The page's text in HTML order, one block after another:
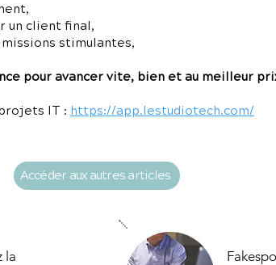
un client final,
stimulantes,
pour avancer vite, bien et au meilleur
IT : https://app.lestudiotech.com/
Accéder aux autres articles
la